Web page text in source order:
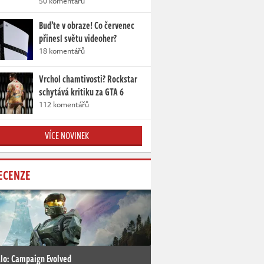
Buďte v obraze! Co červenec
přinesl světu videoher?
18 komentářů
Vrchol chamtivosti? Rockstar
schytává kritiku za GTA 6
112 komentářů
VÍCE NOVINEK
Campaign Evolved